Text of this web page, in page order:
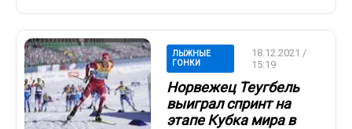
ЛЫЖНЫЕ
ГОНКИ
18.12.2021 /
15:19
Норвежец Теугбель
выиграл спринт на
этапе Кубка мира в